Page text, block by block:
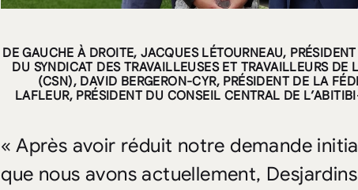
DE GAUCHE À DROITE, JACQUES LÉTOURNEAU,
DU SYNDICAT DES TRAVAILLEUSES ET TRAVAILLEURS
(CSN), DAVID BERGERON-CYR, PRÉSIDENT DE LA
LAFLEUR, PRÉSIDENT DU CONSEIL CENTRAL DE
« Après avoir réduit notre demande
que nous avons actuellement,